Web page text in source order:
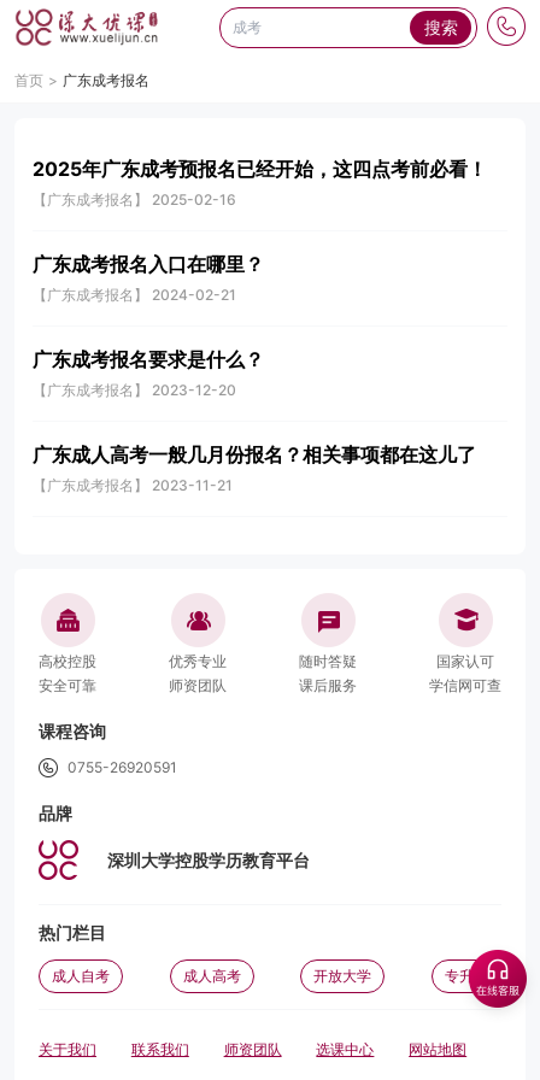
搜索
首页 广东成考报名
2025年广东成考预报名已经开始，这四点考前必看！
【广东成考报名】 2025-02-16
广东成考报名入口在哪里？
【广东成考报名】 2024-02-21
广东成考报名要求是什么？
【广东成考报名】 2023-12-20
广东成人高考一般几月份报名？相关事项都在这儿了
【广东成考报名】 2023-11-21
高校控股
安全可靠
优秀专业
师资团队
随时答疑
课后服务
国家认可
学信网可查
课程咨询
0755-26920591
品牌
深圳大学控股学历教育平台
热门栏目
成人自考 成人高考 开放大学 专升本
关于我们 联系我们 师资团队 选课中心 网站地图